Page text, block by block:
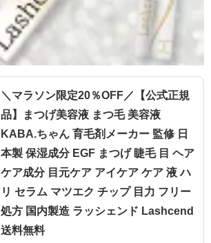
＼マラソン限定20％OFF／【公式正規
品】まつげ美容液 まつ毛 美容液
KABA.ちゃん 育毛剤メーカー 監修 日
本製 保湿成分 EGF まつげ 睫毛 目 ヘア
ケア成分 目元ケア アイケア ケア 液 ハ
リ セラム マツエク チップ 目力 フリー
処方 国内製造 ラッシェンド Lashcend
送料無料